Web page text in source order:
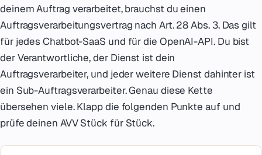
deinem Auftrag verarbeitet, brauchst du einen
Auftragsverarbeitungsvertrag nach Art. 28 Abs. 3. Das gilt
für jedes Chatbot-SaaS und für die OpenAI-API. Du bist
der Verantwortliche, der Dienst ist dein
Auftragsverarbeiter, und jeder weitere Dienst dahinter ist
ein Sub-Auftragsverarbeiter. Genau diese Kette
übersehen viele. Klapp die folgenden Punkte auf und
prüfe deinen AVV Stück für Stück.